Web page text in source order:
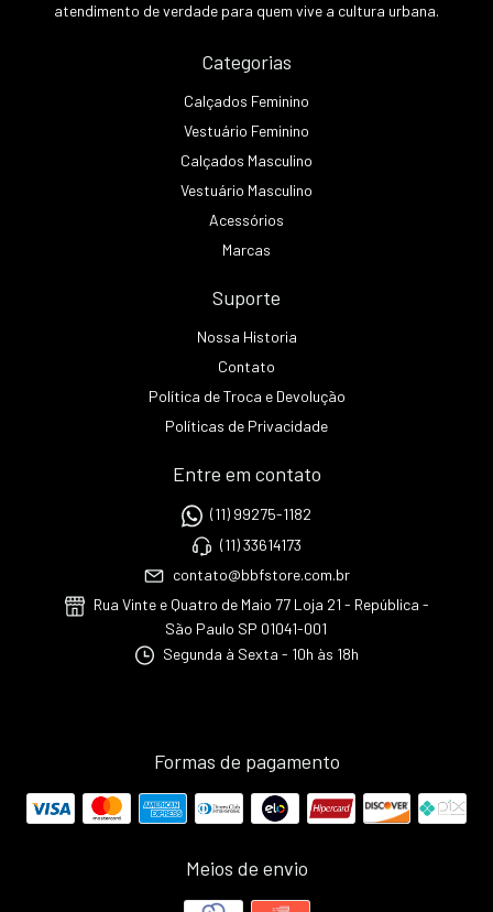
atendimento de verdade para quem vive a cultura urbana.
Categorias
Calçados Feminino
Vestuário Feminino
Calçados Masculino
Vestuário Masculino
Acessórios
Marcas
Suporte
Nossa Historia
Contato
Política de Troca e Devolução
Políticas de Privacidade
Entre em contato
(11) 99275-1182
(11) 33614173
contato@bbfstore.com.br
Rua Vinte e Quatro de Maio 77 Loja 21 - República -
São Paulo SP 01041-001
Segunda à Sexta - 10h às 18h
Formas de pagamento
Meios de envio